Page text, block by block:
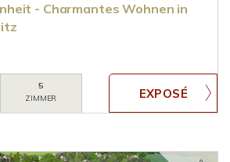
- Charmantes Wohnen in
5
ZIMMER